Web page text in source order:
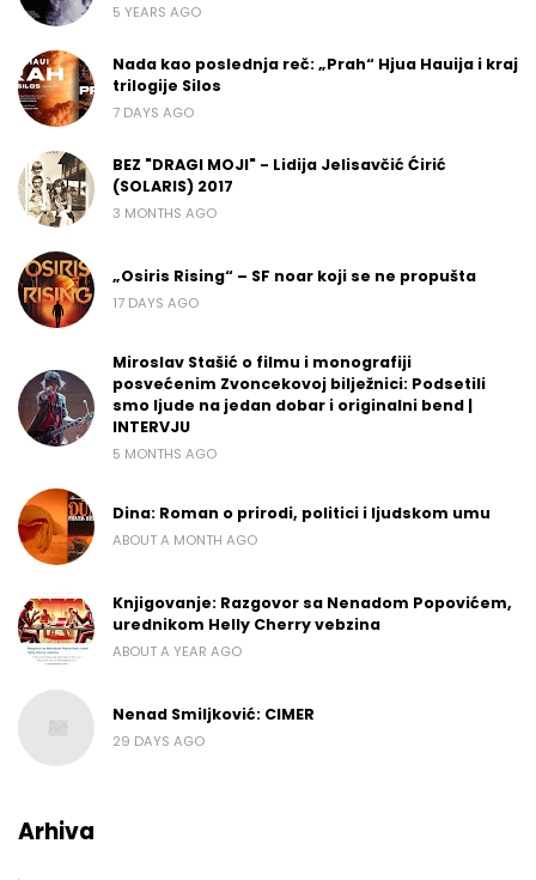
5 YEARS AGO
Nada kao poslednja reč: „Prah“ Hjua Hauija i kraj
trilogije Silos
7 DAYS AGO
BEZ "DRAGI MOJI" - Lidija Jelisavčić Ćirić
(SOLARIS) 2017
3 MONTHS AGO
„Osiris Rising“ – SF noar koji se ne propušta
17 DAYS AGO
Miroslav Stašić o filmu i monografiji
posvećenim Zvoncekovoj bilježnici: Podsetili
smo ljude na jedan dobar i originalni bend |
INTERVJU
5 MONTHS AGO
Dina: Roman o prirodi, politici i ljudskom umu
ABOUT A MONTH AGO
Knjigovanje: Razgovor sa Nenadom Popovićem,
urednikom Helly Cherry vebzina
ABOUT A YEAR AGO
Nenad Smiljković: CIMER
29 DAYS AGO
Arhiva